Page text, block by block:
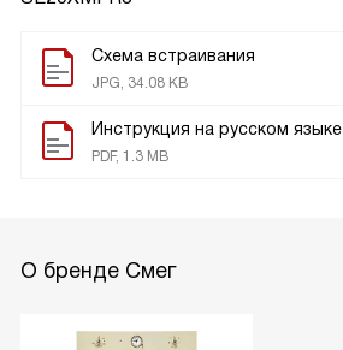
Схема встраивания
JPG, 34.08 KB
Инструкция на русском языке
PDF, 1.3 MB
О бренде Смег